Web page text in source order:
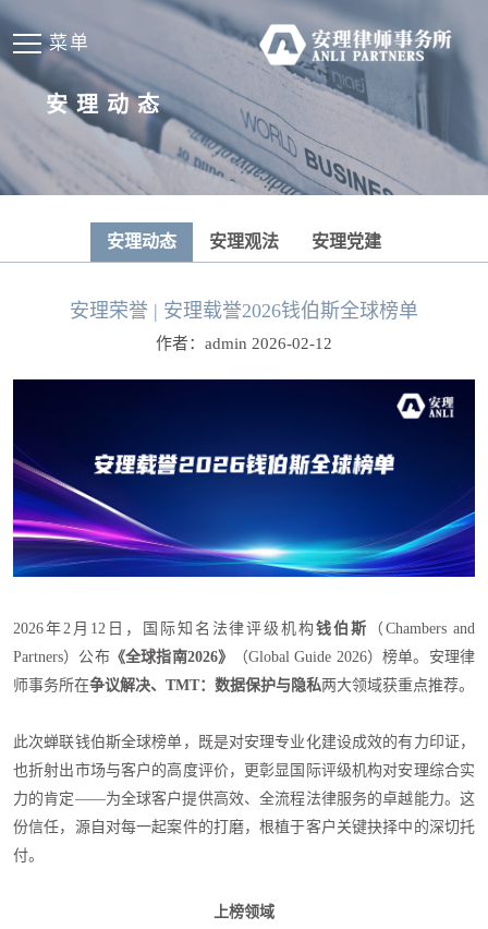
菜单
安理动态
安理动态 安理观法 安理党建
安理荣誉 | 安理载誉2026钱伯斯全球榜单
作者：admin 2026-02-12
2026年2月12日，国际知名法律评级机构钱伯斯
（Chambers and
Partners）公布《全球指南2026》
（Global Guide 2026）榜单。安理律
师事务所在争议解决、TMT：数据保护与隐私两大领域获重点推荐。
此次蝉联钱伯斯全球榜单，既是对安理专业化建设成效的有力印证，
也折射出市场与客户的高度评价，更彰显国际评级机构对安理综合实
力的肯定——为全球客户提供高效、全流程法律服务的卓越能力。这
份信任，源自对每一起案件的打磨，根植于客户关键抉择中的深切托
付。
上榜领域